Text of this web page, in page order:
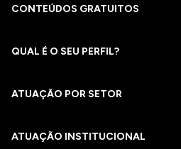
CONTEÚDOS GRATUITOS
QUAL É O SEU PERFIL?
ATUAÇÃO POR SETOR
ATUAÇÃO INSTITUCIONAL